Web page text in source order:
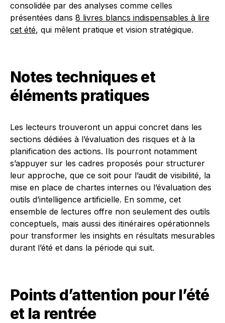
consolidée par des analyses comme celles
présentées dans 8 livres blancs indispensables à lire
cet été, qui mêlent pratique et vision stratégique.
Notes techniques et
éléments pratiques
Les lecteurs trouveront un appui concret dans les
sections dédiées à l’évaluation des risques et à la
planification des actions. Ils pourront notamment
s’appuyer sur les cadres proposés pour structurer
leur approche, que ce soit pour l’audit de visibilité, la
mise en place de chartes internes ou l’évaluation des
outils d’intelligence artificielle. En somme, cet
ensemble de lectures offre non seulement des outils
conceptuels, mais aussi des itinéraires opérationnels
pour transformer les insights en résultats mesurables
durant l’été et dans la période qui suit.
Points d’attention pour l’été
et la rentrée